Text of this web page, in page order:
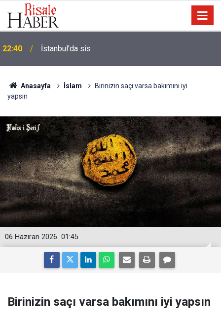
21:18
Biyoloji profesörünün parmağının ucunda niçin göz
yok?
Anasayfa İslam
Birinizin saçı varsa bakımını iyi
yapsın
01:45
06 Haziran 2026
Birinizin saçı varsa bakımını iyi yapsın